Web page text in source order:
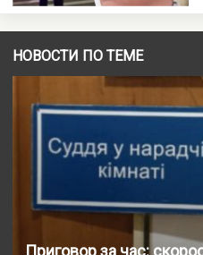
НОВОСТИ ПО ТЕМЕ
Приговор за час: